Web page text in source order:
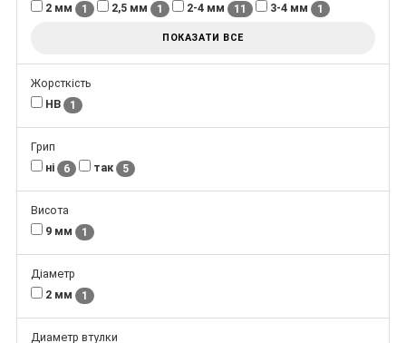
2 мм 1 2,5 мм 1 2-4 мм 11 3-4 мм 1
ПОКАЗАТИ ВСЕ
Жорсткість
НВ
1
Грип
ні
6 так 5
Висота
9 мм
1
Діаметр
2 мм
1
Диаметр втулки